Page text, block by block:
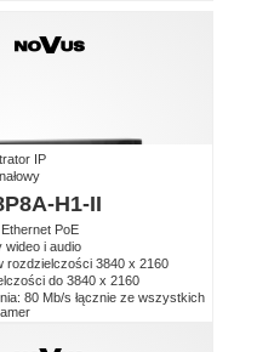
IP
H1-II
PoE
wideo i audio
rozdzielczości 3840 x 2160
do 3840 x 2160
80 Mb/s łącznie ze wszystkich